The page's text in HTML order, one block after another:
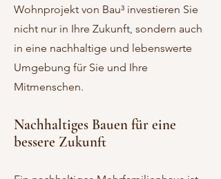
Wohnprojekt von Bau³ investieren Sie
nicht nur in Ihre Zukunft, sondern auch
in eine nachhaltige und lebenswerte
Umgebung für Sie und Ihre
Mitmenschen.
Nachhaltiges Bauen für eine
bessere Zukunft